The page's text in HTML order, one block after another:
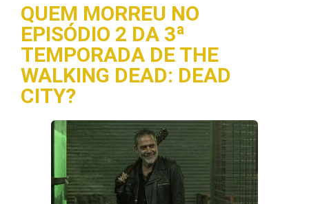
QUEM MORREU NO
EPISÓDIO 2 DA 3ª
TEMPORADA DE THE
WALKING DEAD: DEAD
CITY?